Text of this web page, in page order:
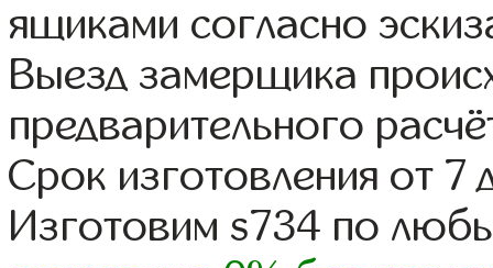
ящиками согласно
Выезд замерщика
предварительного
Срок изготовления от 7
Изготовим s734 по